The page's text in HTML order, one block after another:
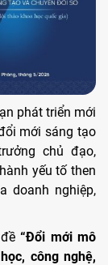
phát triển mới
mới sáng tạo
chủ đạo,
yếu tố then
doanh nghiệp,
đề“Đổi mới mô
công nghệ,